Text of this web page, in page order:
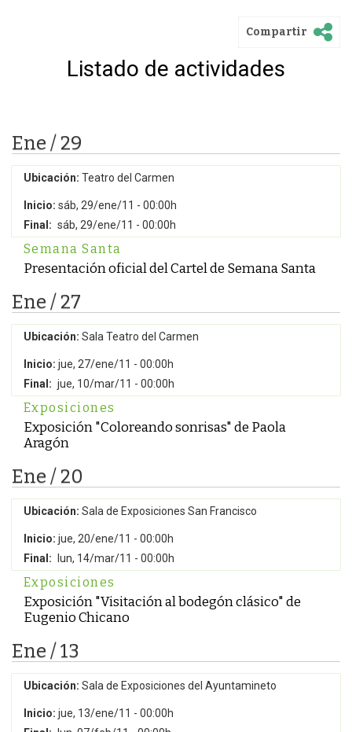
Compartir
Listado de actividades
Ene / 29
Ubicación: Teatro del Carmen
Inicio: sáb, 29/ene/11 - 00:00h
Final: sáb, 29/ene/11 - 00:00h
Semana Santa
Presentación oficial del Cartel de Semana Santa
Ene / 27
Ubicación: Sala Teatro del Carmen
Inicio: jue, 27/ene/11 - 00:00h
Final: jue, 10/mar/11 - 00:00h
Exposiciones
Exposición "Coloreando sonrisas" de Paola
Aragón
Ene / 20
Ubicación: Sala de Exposiciones San Francisco
Inicio: jue, 20/ene/11 - 00:00h
Final:
lun, 14/mar/11 - 00:00h
Exposiciones
Exposición "Visitación al bodegón clásico" de
Eugenio Chicano
Ene / 13
Ubicación: Sala de Exposiciones del Ayuntamineto
Inicio: jue, 13/ene/11 - 00:00h